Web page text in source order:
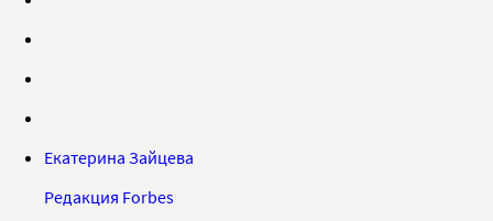
Екатерина Зайцева
Редакция Forbes